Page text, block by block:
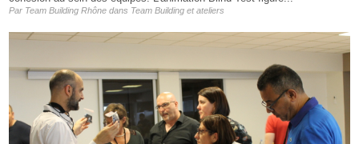
Par Team Building Rhônedans Team Building et ateliers